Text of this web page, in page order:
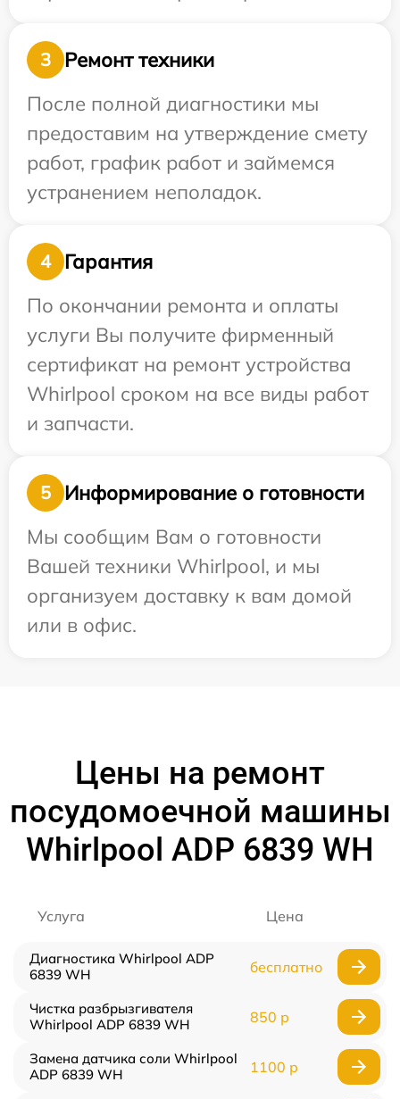
3
Ремонт техники
После полной диагностики мы
предоставим на утверждение смету
работ, график работ и займемся
устранением неполадок.
4
Гарантия
По окончании ремонта и оплаты
услуги Вы получите фирменный
сертификат на ремонт устройства
Whirlpool сроком на все виды работ
и запчасти.
5
Информирование о готовности
Мы сообщим Вам о готовности
Вашей техники Whirlpool, и мы
организуем доставку к вам домой
или в офис.
Цены на ремонт
посудомоечной машины
Whirlpool ADP 6839 WH
Услуга Цена
Диагностика Whirlpool ADP
6839 WH
бесплатно
Чистка разбрызгивателя
Whirlpool ADP 6839 WH
850 р
Замена датчика соли Whirlpool
ADP 6839 WH
1100 р